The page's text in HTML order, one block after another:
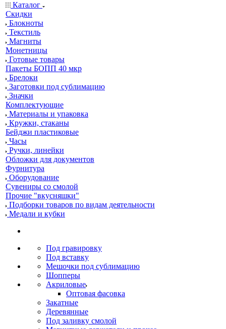
Каталог
Скидки
Блокноты
Текстиль
Магниты
Монетницы
Готовые товары
Пакеты БОПП 40 мкр
Брелоки
Заготовки под сублимацию
Значки
Комплектующие
Материалы и упаковка
Кружки, стаканы
Бейджи пластиковые
Часы
Ручки, линейки
Обложки для документов
Фурнитура
Оборудование
Сувениры со смолой
Прочие "вкусняшки"
Подборки товаров по видам деятельности
Медали и кубки
Под гравировку
Под вставку
Мешочки под сублимацию
Шопперы
Акриловые
Оптовая фасовка
Закатные
Деревянные
Под заливку смолой